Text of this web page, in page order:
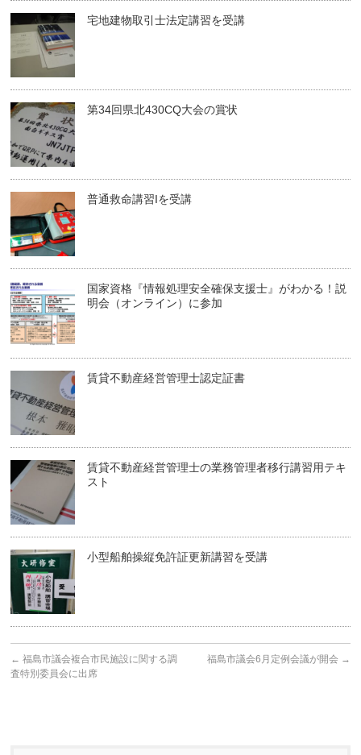
宅地建物取引士法定講習を受講
第34回県北430CQ大会の賞状
普通救命講習Iを受講
国家資格『情報処理安全確保支援士』がわかる！説
明会（オンライン）に参加
賃貸不動産経営管理士認定証書
賃貸不動産経営管理士の業務管理者移行講習用テキ
スト
小型船舶操縦免許証更新講習を受講
← 福島市議会複合市民施設に関する調
査特別委員会に出席
福島市議会6月定例会議が開会 →